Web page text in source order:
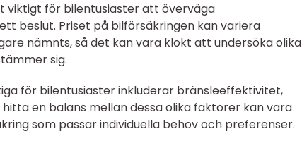
viktigt för bilentusiaster att överväga
beslut. Priset på bilförsäkringen kan variera
nämnts, så det kan vara klokt att undersöka olika
sig.
för bilentusiaster inkluderar bränsleeffektivitet,
en balans mellan dessa olika faktorer kan vara
som passar individuella behov och preferenser.